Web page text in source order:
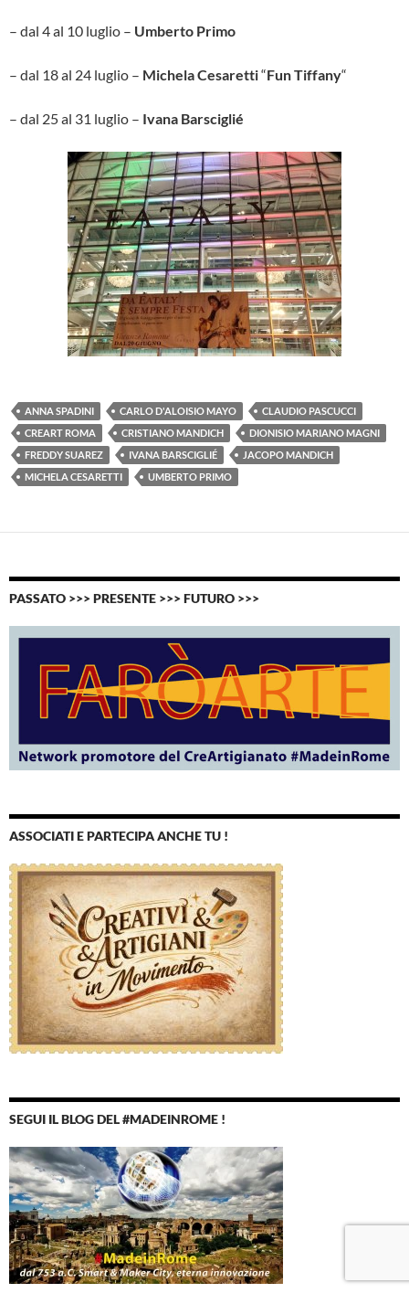
– dal 4 al 10 luglio – Umberto Primo
– dal 18 al 24 luglio – Michela Cesaretti“Fun Tiffany“
– dal 25 al 31 luglio – Ivana Barsciglié
ANNA SPADINI CARLO D'ALOISIO MAYO
CLAUDIO PASCUCCI
CREART ROMA
CRISTIANO MANDICH
DIONISIO MARIANO MAGNI
FREDDY SUAREZ
IVANA BARSCIGLIÉ
JACOPO MANDICH
MICHELA CESARETTI
UMBERTO PRIMO
PASSATO >>> PRESENTE >>> FUTURO >>>
ASSOCIATI E PARTECIPA ANCHE TU !
SEGUI IL BLOG DEL #MADEINROME !